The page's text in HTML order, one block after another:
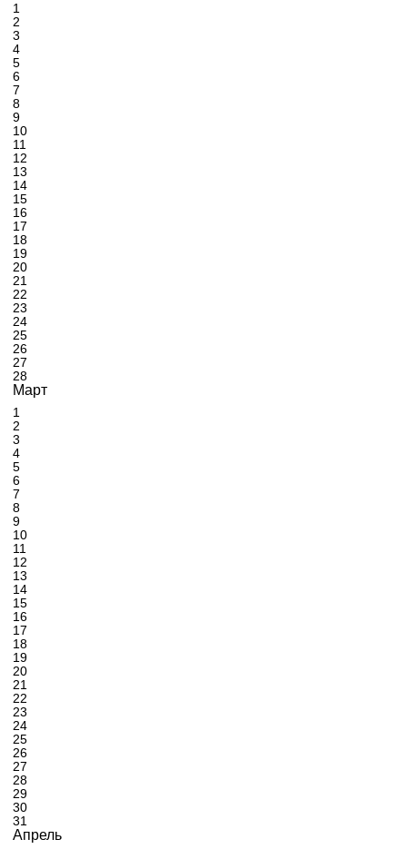
1
2
3
4
5
6
7
8
9
10
11
12
13
14
15
16
17
18
19
20
21
22
23
24
25
26
27
28
Март
1
2
3
4
5
6
7
8
9
10
11
12
13
14
15
16
17
18
19
20
21
22
23
24
25
26
27
28
29
30
31
Апрель